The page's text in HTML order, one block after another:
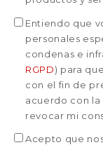
Entiendo que
personales
condenas e
RGPD) para
con el fin de
acuerdo con
revocar mi
Acepto que